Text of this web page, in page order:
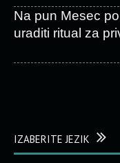
Na pun Mesec
uraditi ritual za
IZABERITE JEZIK